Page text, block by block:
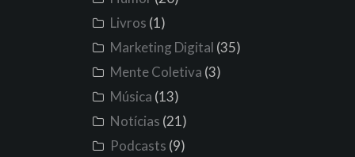
Livros (1)
Marketing Digital (35)
Mente Coletiva (3)
Música (13)
Notícias (21)
Podcasts (9)